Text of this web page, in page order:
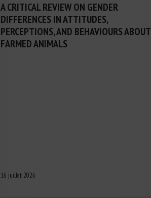
A CRITICAL REVIEW ON GENDER
DIFFERENCES IN ATTITUDES,
PERCEPTIONS, AND BEHAVIOURS ABOUT
FARMED ANIMALS
16 juillet 2026